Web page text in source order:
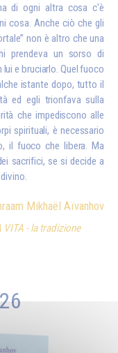
di ogni altra cosa c'è
cosa. Anche ciò che gli
non è altro che una
prendeva un sorso di
e bruciarlo. Quel fuoco
istante dopo, tutto il
ed egli trionfava sulla
che impediscono alle
spirituali, è necessario
il fuoco che libera. Ma
sacrifici, se si decide a
Mikhaël Aïvanhov
VITA - la tradizione